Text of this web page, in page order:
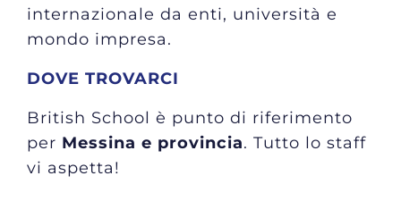
internazionale da enti, università e
mondo impresa.
DOVE TROVARCI
British School è punto di riferimento
per Messina e provincia. Tutto lo staff
vi aspetta!